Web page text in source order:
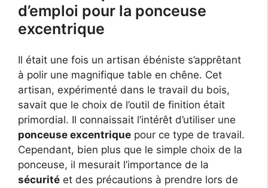
d’emploi pour la ponceuse
excentrique
Il était une fois un artisan ébéniste s’apprêtant
à polir une magnifique table en chêne. Cet
artisan, expérimenté dans le travail du bois,
savait que le choix de l’outil de finition était
primordial. Il connaissait l’intérêt d’utiliser une
ponceuse excentrique pour ce type de travail.
Cependant, bien plus que le simple choix de la
ponceuse, il mesurait l’importance de la
sécurité et des précautions à prendre lors de